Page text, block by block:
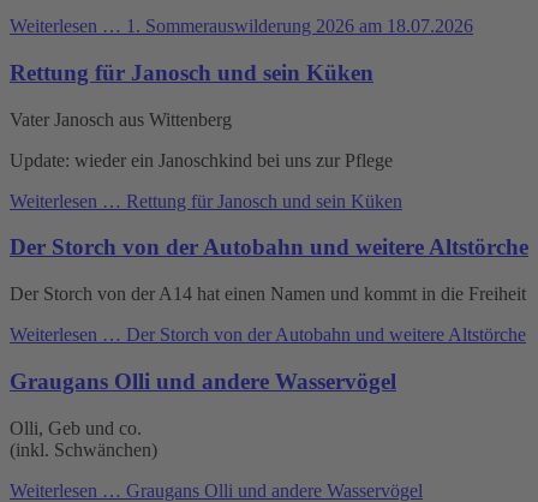
Weiterlesen … 1. Sommerauswilderung 2026 am 18.07.2026
Rettung für Janosch und sein Küken
Vater Janosch aus Wittenberg
Update: wieder ein Janoschkind bei uns zur Pflege
Weiterlesen … Rettung für Janosch und sein Küken
Der Storch von der Autobahn und weitere Altstörche
Der Storch von der A14 hat einen Namen und kommt in die Freiheit
Weiterlesen … Der Storch von der Autobahn und weitere Altstörche
Graugans Olli und andere Wasservögel
Olli, Geb und co.
(inkl. Schwänchen)
Weiterlesen … Graugans Olli und andere Wasservögel